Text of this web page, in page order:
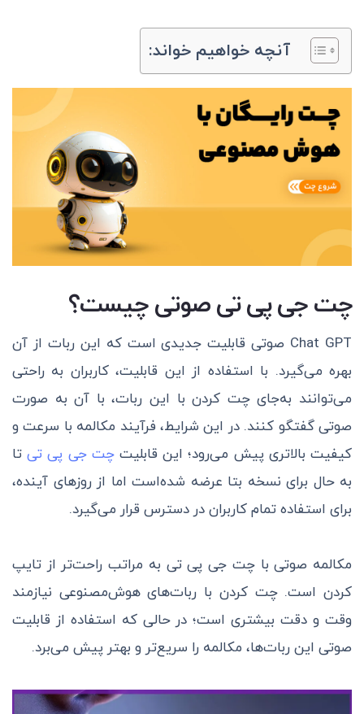
آنچه خواهیم خواند:
چت جی پی تی صوتی چیست؟
Chat GPT صوتی قابلیت جدیدی است که این ربات از آن
بهره‌ می‌گیرد. با استفاده از این قابلیت، کاربران به راحتی
می‌توانند به‌جای چت کردن با این ربات، با آن به صورت
صوتی گفتگو کنند. در این شرایط، فرآیند مکالمه با سرعت و
کیفیت بالاتری پیش می‌رود؛ این قابلیتچت جی پی تیتا
به حال برای نسخه بتا عرضه‌ شده‌است اما از روزهای آینده،
برای استفاده تمام کاربران در دسترس قرار می‌گیرد.
مکالمه صوتی با چت جی پی تی به مراتب راحت‌تر از تایپ
کردن است. چت کردن با ربات‌های هوش‌مصنوعی نیازمند
وقت و دقت بیشتری است؛ در حالی که استفاده از قابلیت
صوتی این ربات‌ها، مکالمه را سریع‌تر و بهتر پیش می‌برد.